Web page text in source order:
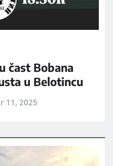
čast Bobana
u Belotincu
11, 2025